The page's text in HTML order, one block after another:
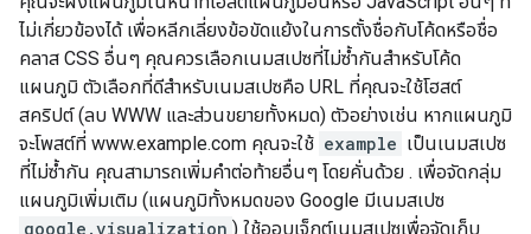
ไม่เกี่ยวข้องได้ เพื่อหลีกเลี่ยงข้อขัดแย้งในการตั้งชื่อกับโค้ดหรือชื่อ
คลาส CSS อื่นๆ คุณควรเลือกเนมสเปซที่ไม่ซ้ำกันสำหรับโค้ด
แผนภูมิ ตัวเลือกที่ดีสำหรับเนมสเปซคือ URL ที่คุณจะใช้โฮสต์
สคริปต์ (ลบ WWW และส่วนขยายทั้งหมด) ตัวอย่างเช่น หากแผนภูมิ
จะโพสต์ที่ www.example.com คุณจะใช้ example เป็นเนมสเปซ
ที่ไม่ซ้ำกัน คุณสามารถเพิ่มคำต่อท้ายอื่นๆ โดยคั่นด้วย . เพื่อจัดกลุ่ม
แผนภูมิเพิ่มเติม (แผนภูมิทั้งหมดของ Google มีเนมสเปซ
google.visualization ) ใช้ออบเจ็กต์เนมสเปซเพื่อจัดเก็บ